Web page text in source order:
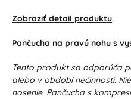
Zobraziť detail produktu
Pančucha na pravú nohu s
Tento produkt sa odporúča
alebo v období nečinnosti.
nosenie. Pančucha s